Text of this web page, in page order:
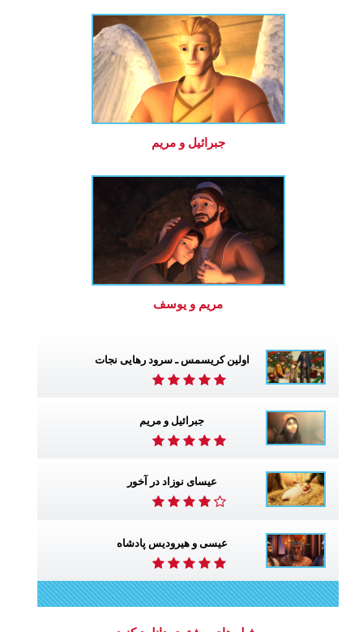
جبرائیل و مریم
مریم و یوسف
اولین کریسمس ـ سرود رهایی نجات
جبرائیل و مریم
عیسای نوزاد در آخور
عیسی و هیرودیس پادشاه